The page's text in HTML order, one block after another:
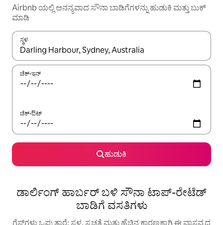
Airbnb ಯಲ್ಲಿ ಅನನ್ಯವಾದ ಸೌನಾ ಬಾಡಿಗೆಗಳನ್ನು ಹುಡುಕಿ ಮತ್ತು ಬುಕ್
ಮಾಡಿ
ಸ್ಥಳ
ಫಲಿತಾಂಶಗಳು ಲಭ್ಯವಿರುವಾಗ, ಅಪ್ ಮತ್ತು ಡೌನ್ ಬಾಣದ ಕೀಲಿಗಳೊಂದಿಗೆ
ಚೆಕ್-ಇನ್
ಚೆಕ್-ಔಟ್
ಹುಡುಕಿ
ಡಾರ್ಲಿಂಗ್ ಹಾರ್ಬರ್ ಬಳಿ ಸೌನಾ ಟಾಪ್-ರೇಟೆಡ್
ಬಾಡಿಗೆ ವಸತಿಗಳು
ಗೆಸ್ಟ್‌ಗಳು ಒಪ್ಪುತ್ತಾರೆ: ಸ್ಥಳ, ಸ್ವಚ್ಛತೆ ಮತ್ತು ಹೆಚ್ಚಿನ ಕಾರಣಕ್ಕಾಗಿ ಈ ವಾಸ್ತವ್ಯದ